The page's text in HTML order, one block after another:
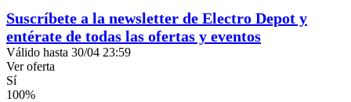
Suscríbete a la newsletter de Electro Depot y
entérate de todas las ofertas y eventos
Válido hasta 30/04 23:59
Ver oferta
Sí
100%